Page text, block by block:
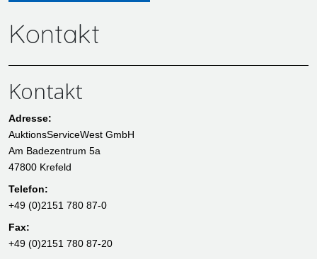
Kontakt
Kontakt
Adresse:
AuktionsServiceWest GmbH
Am Badezentrum 5a
47800 Krefeld
Telefon:
+49 (0)2151 780 87-0
Fax:
+49 (0)2151 780 87-20